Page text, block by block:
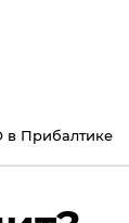
в Прибалтике